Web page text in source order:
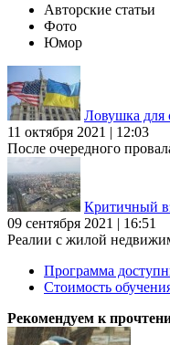
Авторские статьи
Фото
Юмор
Ловушка для
11 октября 2021 | 12:03
После очередного
Критичный
09 сентября 2021 | 16:51
Реалии с жилой
Программа
Стоимость
Рекомендуем к